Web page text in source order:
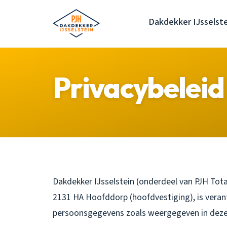
Dakdekker
Privacybeleid
Dakdekker IJsselstein (onderdeel van PJH
2131 HA Hoofddorp (hoofdvestiging), is
persoonsgegevens zoals weergegeven in